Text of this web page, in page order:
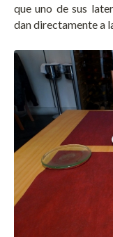
que uno de sus
dan directamente a